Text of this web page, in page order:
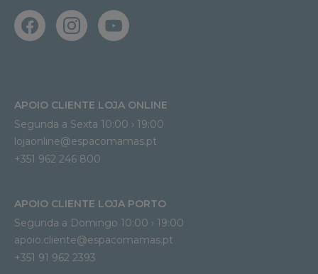
APOIO CLIENTE LOJA ONLINE
Segunda a Sexta 10:00 › 19:00
lojaonline@espacomamas.pt
+351 962 246 800
APOIO CLIENTE LOJA PORTO
Segunda a Domingo 10:00 › 19:00
apoio.cliente@espacomamas.pt
+351 91 962 2393